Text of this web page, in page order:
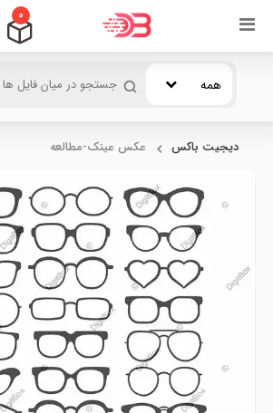
0
همه
دیجیت باکس عکس عینک-مطالعه